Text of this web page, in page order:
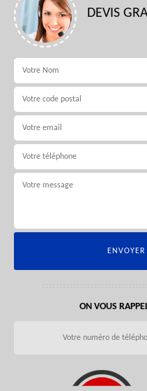
DEVIS
ON VOUS